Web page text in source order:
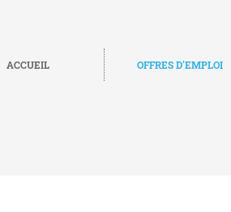
ACCUEIL OFFRES D'EMPLOI